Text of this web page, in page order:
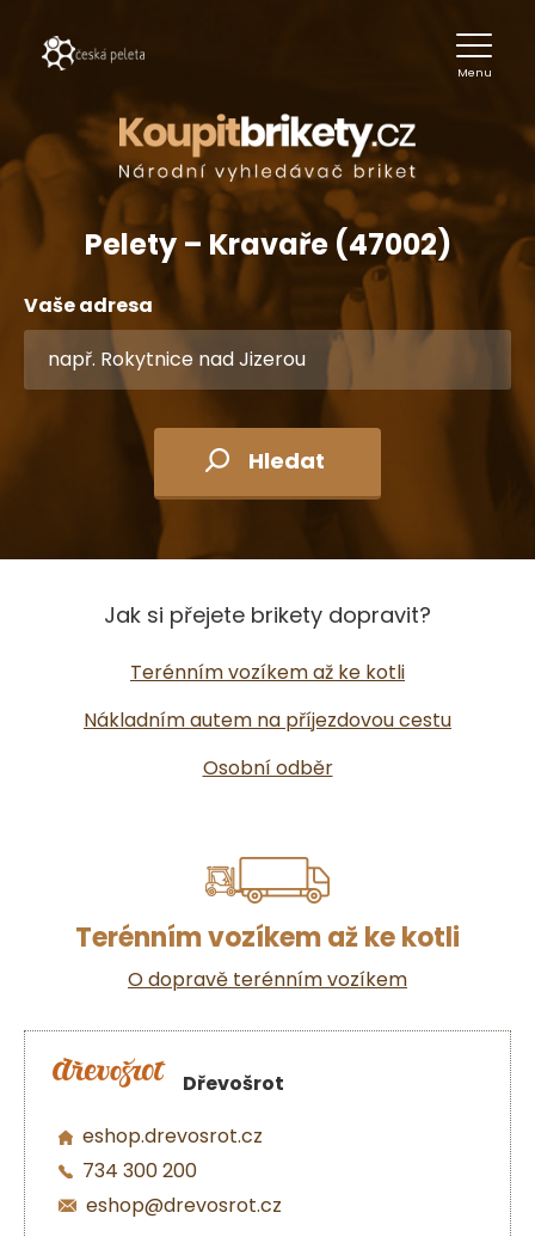
Menu
Pelety – Kravaře (47002)
Vaše adresa
Hledat
Jak si přejete brikety dopravit?
Terénním vozíkem až ke kotli
Nákladním autem na příjezdovou cestu
Osobní odběr
Terénním vozíkem až ke kotli
O dopravě terénním vozíkem
Dřevošrot
eshop.drevosrot.cz
734 300 200
eshop@drevosrot.cz